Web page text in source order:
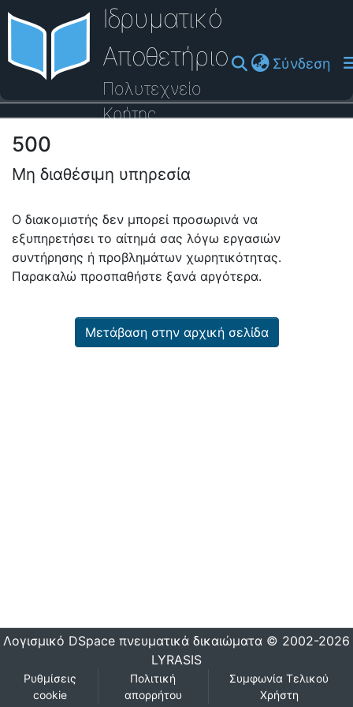
Ιδρυματικό
Αποθετήριο
Πολυτεχνείο
Κρήτης
Σύνδεση
Οδηγός Βοήθειας
500
Μη διαθέσιμη υπηρεσία
Ο διακομιστής δεν μπορεί προσωρινά να
εξυπηρετήσει το αίτημά σας λόγω εργασιών
συντήρησης ή προβλημάτων χωρητικότητας.
Παρακαλώ προσπαθήστε ξανά αργότερα.
Μετάβαση στην αρχική σελίδα
Λογισμικό DSpace πνευματικά δικαιώματα © 2002-2026
LYRASIS
Ρυθμίσεις
cookie
Πολιτική
απορρήτου
Συμφωνία Τελικού
Χρήστη